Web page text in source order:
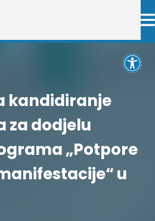
kandidiranje
za dodjelu
„Potpore
u